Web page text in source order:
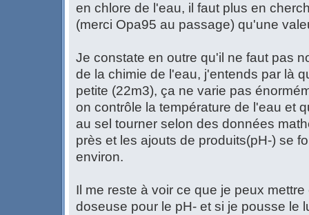
en chlore de l'eau, il faut plus en
(merci Opa95 au passage) qu'une
Je constate en outre qu'il ne faut pas
de la chimie de l'eau, j'entends par là
petite (22m3), ça ne varie pas
on contrôle la température de l'eau et
au sel tourner selon des données
près et les ajouts de produits(pH-) se
environ.
Il me reste à voir ce que je peux
doseuse pour le pH- et si je pousse le